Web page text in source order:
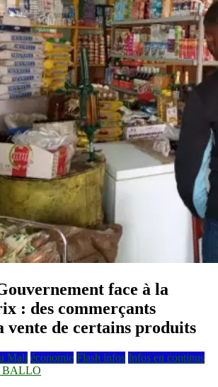
face à la
: des commerçants
vente de certains produits
Mali économie Flash infos Infos en continus
BALLO